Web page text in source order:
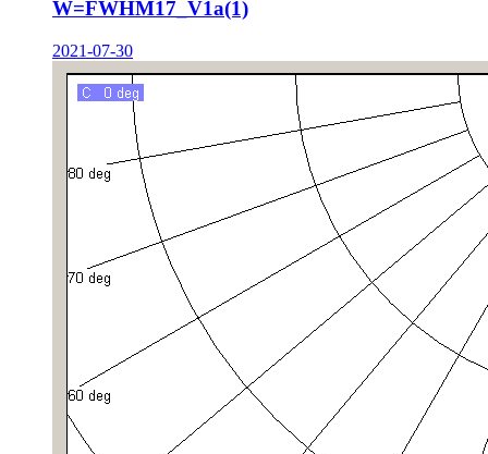
W=FWHM17_V1a(1)
2021-07-30